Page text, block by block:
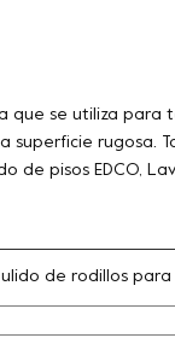
que se utiliza para
rugosa.
de pisos EDCO,
de rodillos